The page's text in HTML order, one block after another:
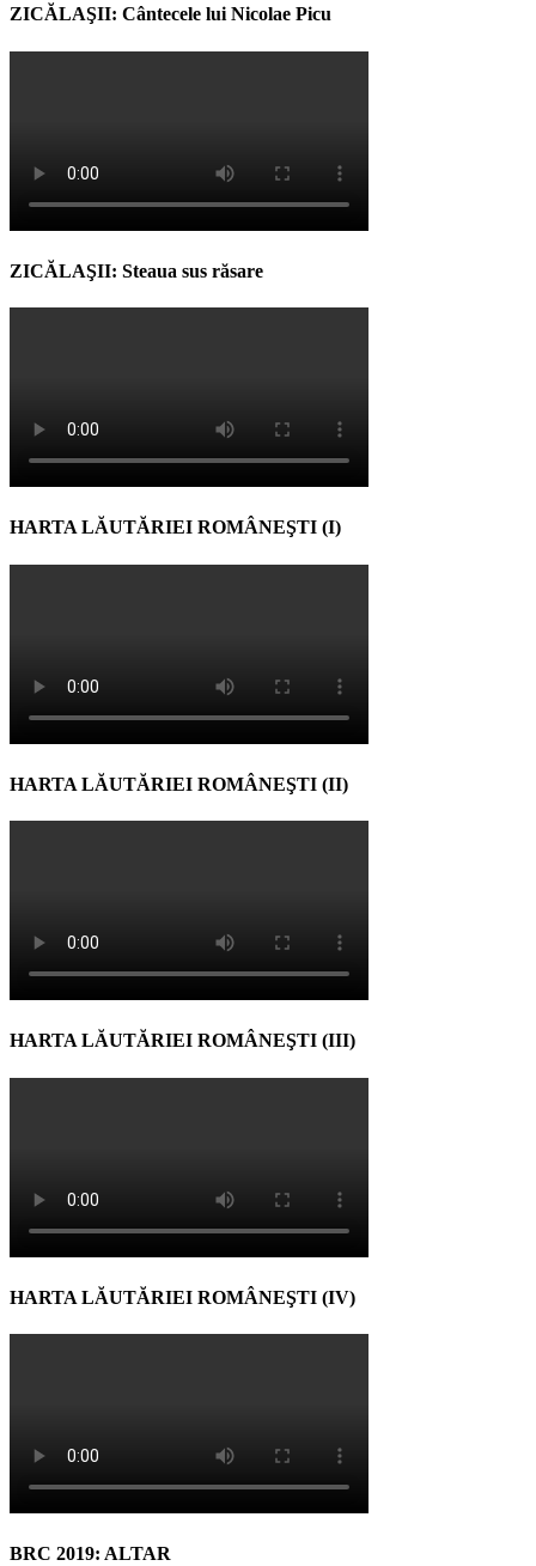
ZICĂLAŞII: Cântecele lui Nicolae Picu
ZICĂLAŞII: Steaua sus răsare
HARTA LĂUTĂRIEI ROMÂNEŞTI (I)
HARTA LĂUTĂRIEI ROMÂNEŞTI (II)
HARTA LĂUTĂRIEI ROMÂNEŞTI (III)
HARTA LĂUTĂRIEI ROMÂNEŞTI (IV)
BRC 2019: ALTAR